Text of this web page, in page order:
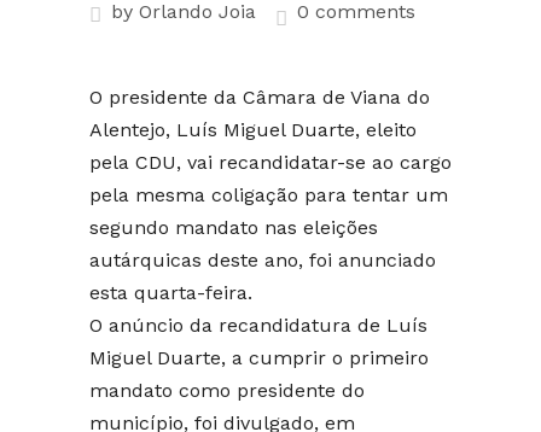
by Orlando Joia 0 comments
O presidente da Câmara de Viana do
Alentejo, Luís Miguel Duarte, eleito
pela CDU, vai recandidatar-se ao cargo
pela mesma coligação para tentar um
segundo mandato nas eleições
autárquicas deste ano, foi anunciado
esta quarta-feira.
O anúncio da recandidatura de Luís
Miguel Duarte, a cumprir o primeiro
mandato como presidente do
município, foi divulgado, em